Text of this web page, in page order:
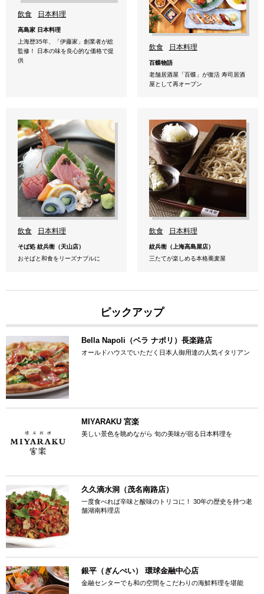
飲食 日本料理
高島家 日本料理
上海歴35年、「伊藤家」創業者が総
監修！ 日本の味を良心的な価格で提
供
飲食 日本料理
百蝶物語
老舗居酒屋「百蝶」が復活 寿司居酒
屋として再オープン
飲食 日本料理
そば処 紋兵衛（天山店）
おそばと和食をリーズナブルに
飲食 日本料理
紋兵衛（上海高島屋店）
三たてが楽しめる本格蕎麦屋
ピックアップ
Bella Napoli（ベラ ナポリ）長楽路店
オールドハウスでいただく日本人御用達の人気イタリアン
MIYARAKU 宮楽
美しい景色を眺めながら 旬の美味が宿る日本料理を
久久滴水洞（茂名南路店）
一度食べれば辛味と酸味のトリコに！ 30年の歴史を持つ老
舗湖南料理店
銀平（ぎんぺい） 環球金融中心店
金融センターでも和の空間をこだわりの海鮮料理を堪能